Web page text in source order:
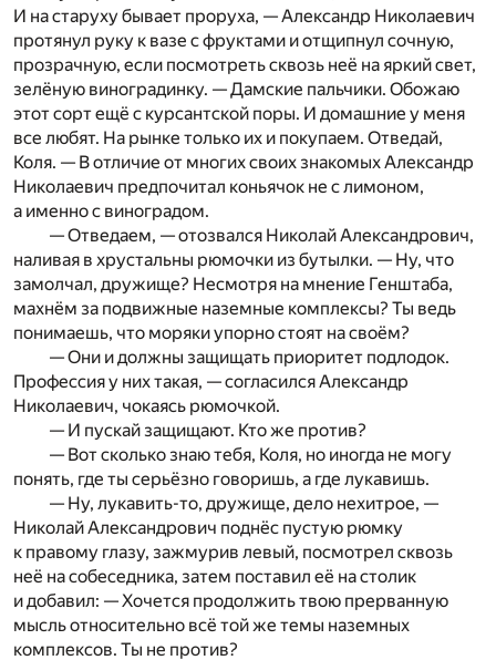
И на старуху бывает проруха, — Александр Николаевич
протянул руку к вазе с фруктами и отщипнул сочную,
прозрачную, если посмотреть сквозь неё на яркий свет,
зелёную виноградинку. — Дамские пальчики. Обожаю
этот сорт ещё с курсантской поры. И домашние у меня
все любят. На рынке только их и покупаем. Отведай,
Коля. — В отличие от многих своих знакомых Александр
Николаевич предпочитал коньячок не с лимоном,
а именно с виноградом.
— Отведаем, — отозвался Николай Александрович,
наливая в хрустальны рюмочки из бутылки. — Ну, что
замолчал, дружище? Несмотря на мнение Генштаба,
махнём за подвижные наземные комплексы? Ты ведь
понимаешь, что моряки упорно стоят на своём?
— Они и должны защищать приоритет подлодок.
Профессия у них такая, — согласился Александр
Николаевич, чокаясь рюмочкой.
— И пускай защищают. Кто же против?
— Вот сколько знаю тебя, Коля, но иногда не могу
понять, где ты серьёзно говоришь, а где лукавишь.
— Ну, лукавить-то, дружище, дело нехитрое, —
Николай Александрович поднёс пустую рюмку
к правому глазу, зажмурив левый, посмотрел сквозь
неё на собеседника, затем поставил её на столик
и добавил: — Хочется продолжить твою прерванную
мысль относительно всё той же темы наземных
комплексов. Ты не против?